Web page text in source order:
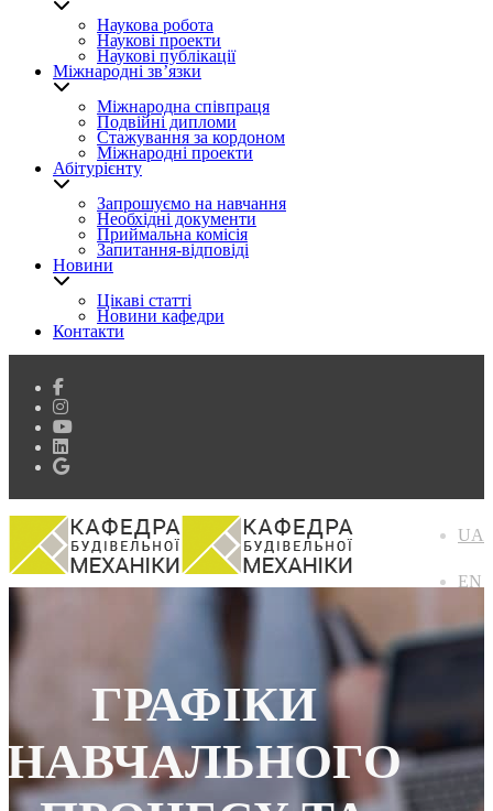
Наукова робота
Наукові проекти
Наукові публікації
Міжнародні зв’язки
Міжнародна співпраця
Подвійні дипломи
Стажування за кордоном
Міжнародні проекти
Абітурієнту
Запрошуємо на навчання
Необхідні документи
Приймальна комісія
Запитання-відповіді
Новини
Цікаві статті
Новини кафедри
Контакти
UA
EN
ГРАФІКИ
НАВЧАЛЬНОГО